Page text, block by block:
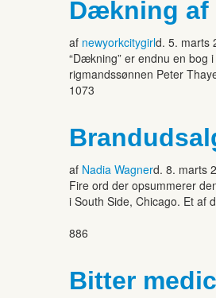
Dækning af
af newyorkcitygirld. 5. marts
“Dækning” er endnu en bog
rigmandssønnen Peter
1073
af Nadia Wagnerd. 8. marts
Fire ord der opsummerer
i South Side, Chicago. Et af
886
Bitter